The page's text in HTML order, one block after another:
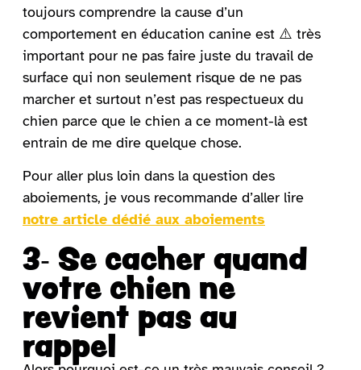
toujours comprendre la cause d’un
comportement en éducation canine est ⚠️ très
important pour ne pas faire juste du travail de
surface qui non seulement risque de ne pas
marcher et surtout n’est pas respectueux du
chien parce que le chien a ce moment-là est
entrain de me dire quelque chose.
Pour aller plus loin dans la question des
aboiements, je vous recommande d’aller lire
notre article dédié aux aboiements
3- Se cacher quand
votre chien ne
revient pas au
rappel